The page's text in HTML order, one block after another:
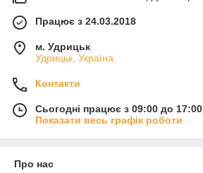
Працює з 24.03.2018
м. Удрицьк
Удрицьк, Україна
Контакти
Сьогодні працює з 09:00 до 17:00
Показати весь графік роботи
Про нас